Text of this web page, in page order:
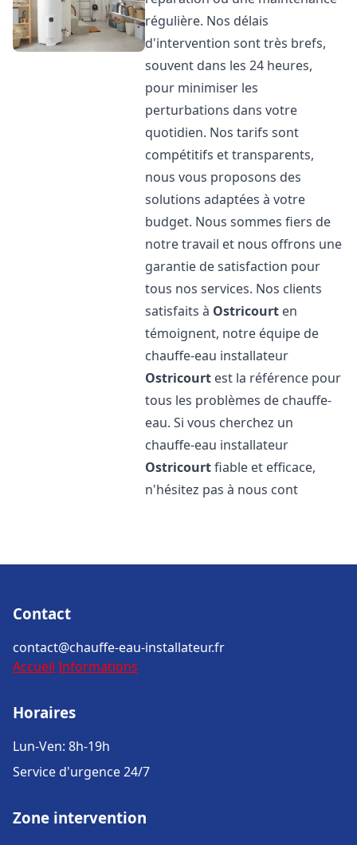
régulière. Nos délais
d'intervention sont très brefs,
souvent dans les 24 heures,
pour minimiser les
perturbations dans votre
quotidien. Nos tarifs sont
compétitifs et transparents,
nous vous proposons des
solutions adaptées à votre
budget. Nous sommes fiers de
notre travail et nous offrons une
garantie de satisfaction pour
tous nos services. Nos clients
satisfaits à Ostricourt en
témoignent, notre équipe de
chauffe-eau installateur
Ostricourt est la référence pour
tous les problèmes de chauffe-
eau. Si vous cherchez un
chauffe-eau installateur
Ostricourtfiable et efficace,
n'hésitez pas à nous cont
Contact
contact@chauffe-eau-installateur.fr
Accueil Informations
Horaires
Lun-Ven: 8h-19h
Service d'urgence 24/7
Zone intervention